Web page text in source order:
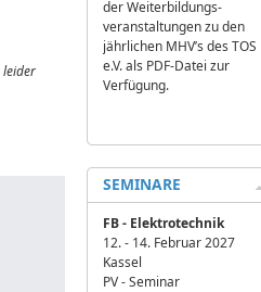
leider
der Weiterbildungs­
veranstaltungen zu den
jährlichen MHV’s des TOS
e.V. als PDF-Datei zur
Verfügung.
SEMINARE
FB - Elektrotechnik
12. - 14. Februar 2027
Kassel
PV - Seminar